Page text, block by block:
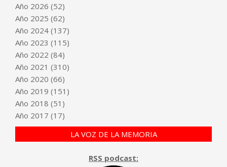
Año 2026 (52)
Año 2025 (62)
Año 2024 (137)
Año 2023 (115)
Año 2022 (84)
Año 2021 (310)
Año 2020 (66)
Año 2019 (151)
Año 2018 (51)
Año 2017 (17)
LA VOZ DE LA MEMORIA
RSS podcast: